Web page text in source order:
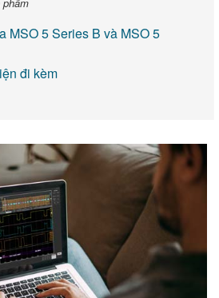
MSO 5 Series B và MSO 5
đi kèm